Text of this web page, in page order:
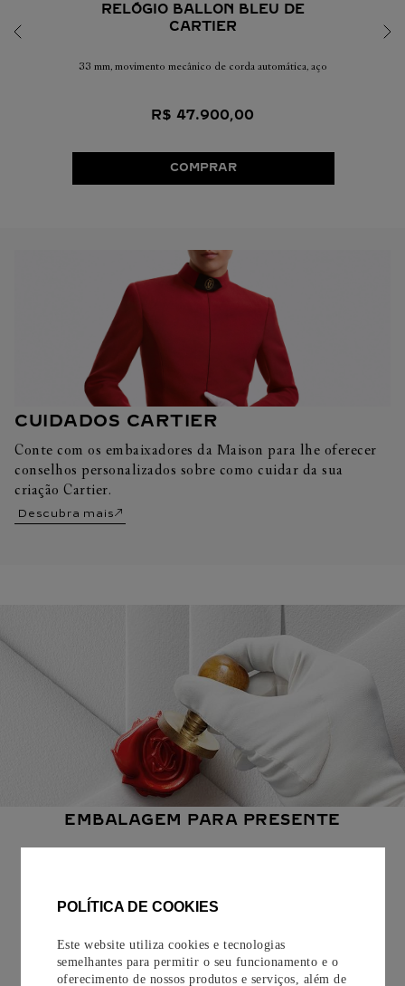
POLÍTICA DE COOKIES
Este website utiliza cookies e tecnologias
semelhantes para permitir o seu funcionamento e o
oferecimento de nossos produtos e serviços, além de
RELÓGIO BALLON BLEU DE
CARTIER
33 mm, movimento mecânico de corda automática, aço
R$ 47.900,00
COMPRAR
CUIDADOS CARTIER
Conte com os embaixadores da Maison para lhe oferecer
conselhos personalizados sobre como cuidar da sua
criação Cartier.
Descubra mais
EMBALAGEM PARA PRESENTE
opção de adicionar um cartão personalizado.